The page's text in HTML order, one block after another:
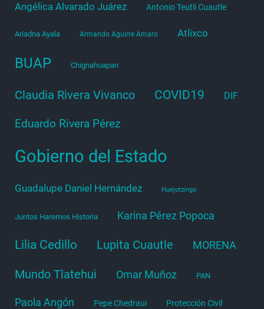
Angélica Alvarado Juárez Antonio Teutli Cuautle
Ariadna Ayala Armando Aguirre Amaro Atlixco
BUAP Chignahuapan
Claudia Rivera Vivanco COVID19 DIF
Eduardo Rivera Pérez
Gobierno del Estado
Guadalupe Daniel Hernández Huejotzingo
Juntos Haremos Historia Karina Pérez Popoca
Lilia Cedillo Lupita Cuautle MORENA
Mundo Tlatehui Omar Muñoz PAN
Paola Angón Pepe Chedraui Protección Civil